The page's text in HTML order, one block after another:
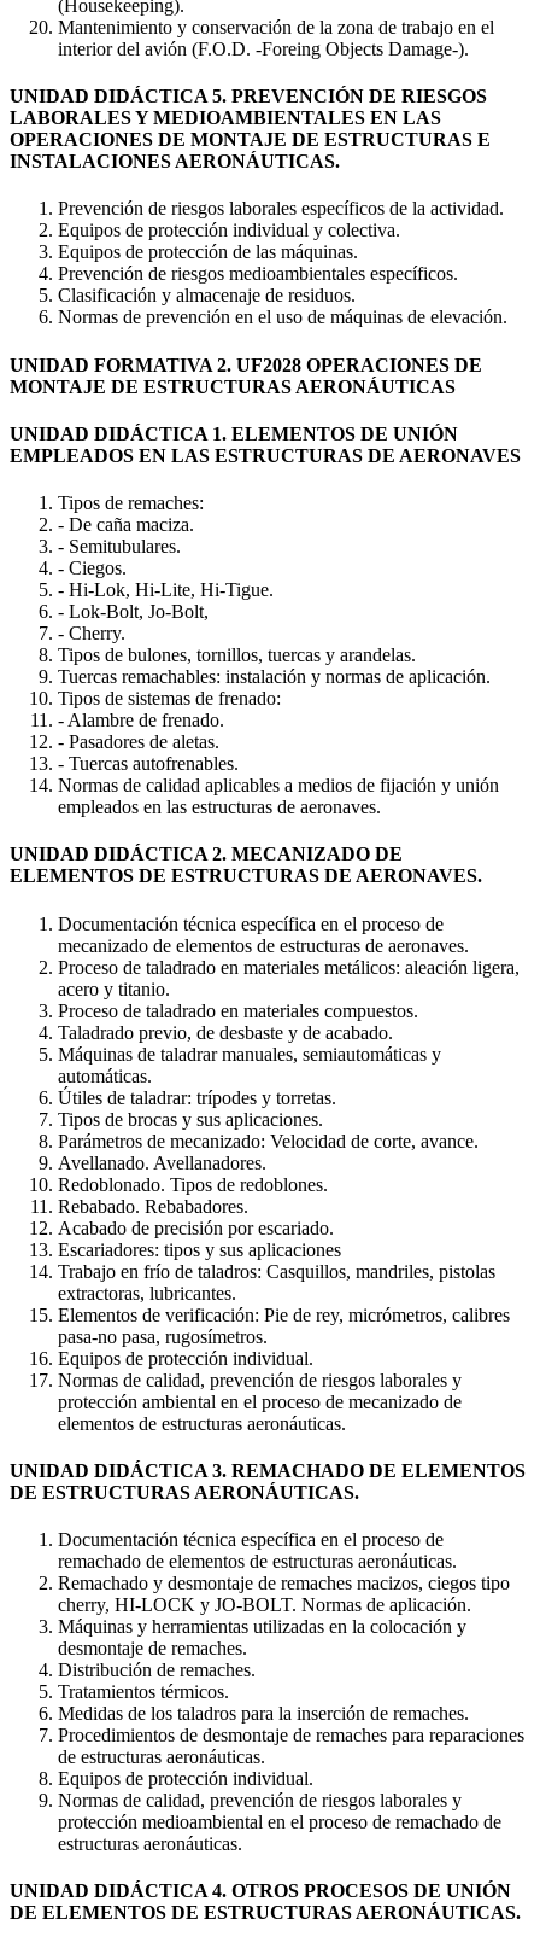
(Housekeeping).
Mantenimiento y conservación de la zona de trabajo en el
interior del avión (F.O.D. -Foreing Objects Damage-).
UNIDAD DIDÁCTICA 5. PREVENCIÓN DE RIESGOS
LABORALES Y MEDIOAMBIENTALES EN LAS
OPERACIONES DE MONTAJE DE ESTRUCTURAS E
INSTALACIONES AERONÁUTICAS.
Prevención de riesgos laborales específicos de la actividad.
Equipos de protección individual y colectiva.
Equipos de protección de las máquinas.
Prevención de riesgos medioambientales específicos.
Clasificación y almacenaje de residuos.
Normas de prevención en el uso de máquinas de elevación.
UNIDAD FORMATIVA 2. UF2028 OPERACIONES DE
MONTAJE DE ESTRUCTURAS AERONÁUTICAS
UNIDAD DIDÁCTICA 1. ELEMENTOS DE UNIÓN
EMPLEADOS EN LAS ESTRUCTURAS DE AERONAVES
Tipos de remaches:
- De caña maciza.
- Semitubulares.
- Ciegos.
- Hi-Lok, Hi-Lite, Hi-Tigue.
- Lok-Bolt, Jo-Bolt,
- Cherry.
Tipos de bulones, tornillos, tuercas y arandelas.
Tuercas remachables: instalación y normas de aplicación.
Tipos de sistemas de frenado:
- Alambre de frenado.
- Pasadores de aletas.
- Tuercas autofrenables.
Normas de calidad aplicables a medios de fijación y unión
empleados en las estructuras de aeronaves.
UNIDAD DIDÁCTICA 2. MECANIZADO DE
ELEMENTOS DE ESTRUCTURAS DE AERONAVES.
Documentación técnica específica en el proceso de
mecanizado de elementos de estructuras de aeronaves.
Proceso de taladrado en materiales metálicos: aleación ligera,
acero y titanio.
Proceso de taladrado en materiales compuestos.
Taladrado previo, de desbaste y de acabado.
Máquinas de taladrar manuales, semiautomáticas y
automáticas.
Útiles de taladrar: trípodes y torretas.
Tipos de brocas y sus aplicaciones.
Parámetros de mecanizado: Velocidad de corte, avance.
Avellanado. Avellanadores.
Redoblonado. Tipos de redoblones.
Rebabado. Rebabadores.
Acabado de precisión por escariado.
Escariadores: tipos y sus aplicaciones
Trabajo en frío de taladros: Casquillos, mandriles, pistolas
extractoras, lubricantes.
Elementos de verificación: Pie de rey, micrómetros, calibres
pasa-no pasa, rugosímetros.
Equipos de protección individual.
Normas de calidad, prevención de riesgos laborales y
protección ambiental en el proceso de mecanizado de
elementos de estructuras aeronáuticas.
UNIDAD DIDÁCTICA 3. REMACHADO DE ELEMENTOS
DE ESTRUCTURAS AERONÁUTICAS.
Documentación técnica específica en el proceso de
remachado de elementos de estructuras aeronáuticas.
Remachado y desmontaje de remaches macizos, ciegos tipo
cherry, HI-LOCK y JO-BOLT. Normas de aplicación.
Máquinas y herramientas utilizadas en la colocación y
desmontaje de remaches.
Distribución de remaches.
Tratamientos térmicos.
Medidas de los taladros para la inserción de remaches.
Procedimientos de desmontaje de remaches para reparaciones
de estructuras aeronáuticas.
Equipos de protección individual.
Normas de calidad, prevención de riesgos laborales y
protección medioambiental en el proceso de remachado de
estructuras aeronáuticas.
UNIDAD DIDÁCTICA 4. OTROS PROCESOS DE UNIÓN
DE ELEMENTOS DE ESTRUCTURAS AERONÁUTICAS.